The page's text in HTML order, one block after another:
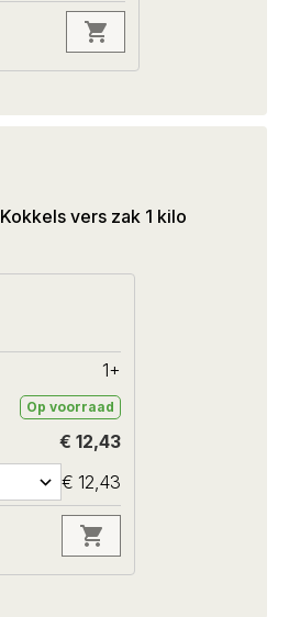
Kokkels vers zak 1 kilo
1+
Op voorraad
€ 12,43
€ 12,43